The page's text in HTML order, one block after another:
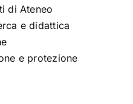
di Ateneo
e didattica
e protezione